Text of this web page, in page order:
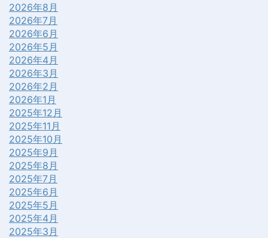
2026年8月
2026年7月
2026年6月
2026年5月
2026年4月
2026年3月
2026年2月
2026年1月
2025年12月
2025年11月
2025年10月
2025年9月
2025年8月
2025年7月
2025年6月
2025年5月
2025年4月
2025年3月